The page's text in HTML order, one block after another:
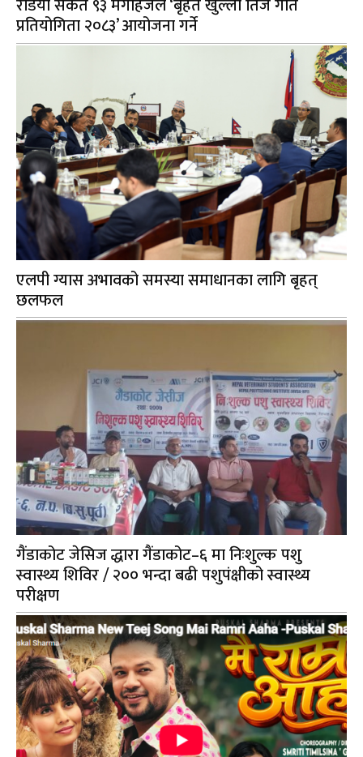
रेडियो संकेत ९३ मेगाहर्जले ‘बृहत खुल्ला तिज गीत
प्रतियोगिता २०८३’ आयोजना गर्ने
एलपी ग्यास अभावको समस्या समाधानका लागि बृहत्
छलफल
गैंडाकोट जेसिज द्धारा गैंडाकोट–६ मा निःशुल्क पशु
स्वास्थ्य शिविर / २०० भन्दा बढी पशुपंक्षीको स्वास्थ्य
परीक्षण